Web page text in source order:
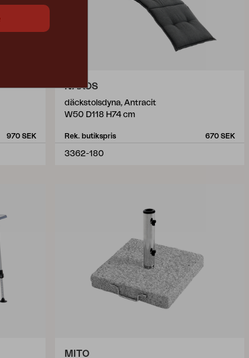
970 SEK
NAXOS
däckstolsdyna, Antracit
W50 D118 H74 cm
Rek. butikspris 670 SEK
3362-180
MITO